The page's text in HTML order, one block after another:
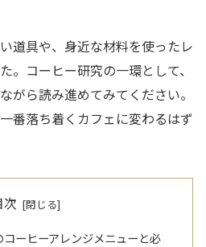
道具や、身近な材料を使ったレ
。コーヒー研究の一環として、
がら読み進めてみてください。
番落ち着くカフェに変わるはず
次
ーヒーアレンジメニューと必